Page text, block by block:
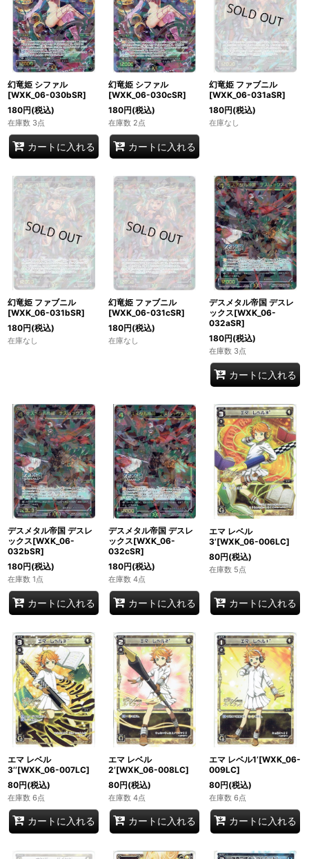
幻竜姫 シファル
[WXK_06-030bSR]
180円(税込)
在庫数 3点
カートに入れる
幻竜姫 シファル
[WXK_06-030cSR]
180円(税込)
在庫数 2点
カートに入れる
幻竜姫 ファブニル
[WXK_06-031aSR]
180円(税込)
在庫なし
幻竜姫 ファブニル
[WXK_06-031bSR]
180円(税込)
在庫なし
幻竜姫 ファブニル
[WXK_06-031cSR]
180円(税込)
在庫なし
デスメタル帝国 デスレ
ックス[WXK_06-
032aSR]
180円(税込)
在庫数 3点
カートに入れる
デスメタル帝国 デスレ
ックス[WXK_06-
032bSR]
180円(税込)
在庫数 1点
カートに入れる
デスメタル帝国 デスレ
ックス[WXK_06-
032cSR]
180円(税込)
在庫数 4点
カートに入れる
エマ レベル
3’[WXK_06-006LC]
80円(税込)
在庫数 5点
カートに入れる
エマ レベル
3’’[WXK_06-007LC]
80円(税込)
在庫数 6点
カートに入れる
エマ レベル
2’[WXK_06-008LC]
80円(税込)
在庫数 4点
カートに入れる
エマ レベル1’[WXK_06-
009LC]
80円(税込)
在庫数 6点
カートに入れる